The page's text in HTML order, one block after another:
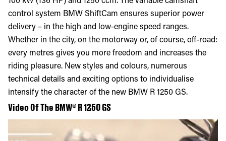
control system BMW ShiftCam ensures superior power
delivery – in the high and low-engine speed ranges.
Whether in the city, on the motorway or, of course, off-road:
every metres gives you more freedom and increases the
riding pleasure. New styles and colours, numerous
technical details and exciting options to individualise
intensify the character of the new BMW R 1250 GS.
Video Of The BMW® R 1250 GS